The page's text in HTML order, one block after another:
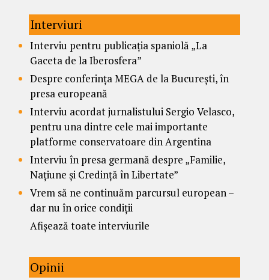
Interviuri
Interviu pentru publicația spaniolă „La
Gaceta de la Iberosfera”
Despre conferința MEGA de la București, în
presa europeană
Interviu acordat jurnalistului Sergio Velasco,
pentru una dintre cele mai importante
platforme conservatoare din Argentina
Interviu în presa germană despre „Familie,
Națiune și Credință în Libertate”
Vrem să ne continuăm parcursul european –
dar nu în orice condiții
Afișează toate interviurile
Opinii